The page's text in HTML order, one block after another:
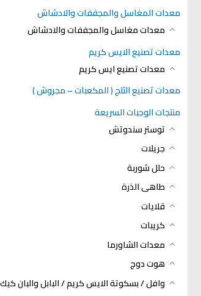
معدات المغاسل والمجففات والادشاش
معدات مغاسل والمجففات والادشاش
معدات تصنيع الايس كريم
معدات تصنيع ايس كريم
معدات تصنيع الثلج ( المكعبات – مجروش )
منتجات الوجبات السريعة
توستر سندوتش
جريلات
حلل شوربة
طاهى الذرة
قلايات
كريبات
معدات الشاورما
هوت دوج
وافل / بسكوتة الايس كريم / البابل والبان كيك